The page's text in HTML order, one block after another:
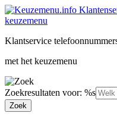
Klantservice
met het keuzemenu
Zoekresultaten voor: %s